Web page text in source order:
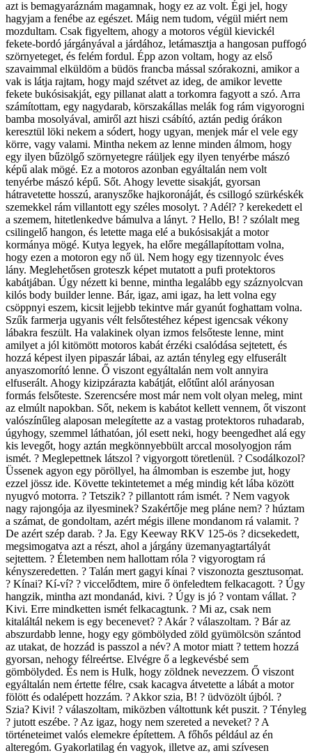
azt is bemagyaráznám magamnak, hogy ez az volt. Égi jel, hogy
hagyjam a fenébe az egészet. Máig nem tudom, végül miért nem
mozdultam. Csak figyeltem, ahogy a motoros végül kievickél
fekete-bordó járgányával a járdához, letámasztja a hangosan puffogó
szörnyeteget, és felém fordul. Épp azon voltam, hogy az első
szavaimmal elküldöm a büdös francba mással szórakozni, amikor a
vak is látja rajtam, hogy majd szétvet az ideg, de amikor levette
fekete bukósisakját, egy pillanat alatt a torkomra fagyott a szó. Arra
számítottam, egy nagydarab, körszakállas melák fog rám vigyorogni
bamba mosolyával, amiről azt hiszi csábító, aztán pedig órákon
keresztül löki nekem a sódert, hogy ugyan, menjek már el vele egy
körre, vagy valami. Mintha nekem az lenne minden álmom, hogy
egy ilyen bűzölgő szörnyetegre ráüljek egy ilyen tenyérbe mászó
képű alak mögé. Ez a motoros azonban egyáltalán nem volt
tenyérbe mászó képű. Sőt. Ahogy levette sisakját, gyorsan
hátravetette hosszú, aranyszőke hajkoronáját, és csillogó szürkéskék
szemekkel rám villantott egy széles mosolyt. ? Adél? ? kerekedett el
a szemem, hitetlenkedve bámulva a lányt. ? Hello, B! ? szólalt meg
csilingelő hangon, és letette maga elé a bukósisakját a motor
kormánya mögé. Kutya legyek, ha előre megállapítottam volna,
hogy ezen a motoron egy nő ül. Nem hogy egy tizennyolc éves
lány. Meglehetősen groteszk képet mutatott a pufi protektoros
kabátjában. Úgy nézett ki benne, mintha legalább egy száznyolcvan
kilós body builder lenne. Bár, igaz, ami igaz, ha lett volna egy
csöppnyi eszem, kicsit lejjebb tekintve már gyanút foghattam volna.
Szűk farmerja ugyanis vélt felsőtestéhez képest igencsak vékony
lábakra feszült. Ha valakinek olyan izmos felsőteste lenne, mint
amilyet a jól kitömött motoros kabát érzéki csalódása sejtetett, és
hozzá képest ilyen pipaszár lábai, az aztán tényleg egy elfuserált
anyaszomorító lenne. Ő viszont egyáltalán nem volt annyira
elfuserált. Ahogy kizipzárazta kabátját, előtűnt alól arányosan
formás felsőteste. Szerencsére most már nem volt olyan meleg, mint
az elmúlt napokban. Sőt, nekem is kabátot kellett vennem, őt viszont
valószínűleg alaposan melegítette az a vastag protektoros ruhadarab,
úgyhogy, szemmel láthatóan, jól esett neki, hogy beengedhet alá egy
kis levegőt, hogy aztán megkönnyebbült arccal mosolyogjon rám
ismét. ? Meglepettnek látszol ? vigyorgott töretlenül. ? Csodálkozol?
Üssenek agyon egy pöröllyel, ha álmomban is eszembe jut, hogy
ezzel jössz ide. Követte tekintetemet a még mindig két lába között
nyugvó motorra. ? Tetszik? ? pillantott rám ismét. ? Nem vagyok
nagy rajongója az ilyesminek? Szakértője meg pláne nem? ? húztam
a számat, de gondoltam, azért mégis illene mondanom rá valamit. ?
De azért szép darab. ? Ja. Egy Keeway RKV 125-ös ? dicsekedett,
megsimogatva azt a részt, ahol a járgány üzemanyagtartályát
sejtettem. ? Életemben nem hallottam róla ? vigyorogtam rá
kényszeredetten. ? Talán mert gagyi kínai ? viszonozta gesztusomat.
? Kínai? Kí-ví? ? viccelődtem, mire ő önfeledtem felkacagott. ? Úgy
hangzik, mintha azt mondanád, kivi. ? Úgy is jó ? vontam vállat. ?
Kivi. Erre mindketten ismét felkacagtunk. ? Mi az, csak nem
kitaláltál nekem is egy becenevet? ? Akár ? válaszoltam. ? Bár az
abszurdabb lenne, hogy egy gömbölyded zöld gyümölcsön szántod
az utakat, de hozzád is passzol a név? A motor miatt ? tettem hozzá
gyorsan, nehogy félreértse. Elvégre ő a legkevésbé sem
gömbölyded. És nem is Hulk, hogy zöldnek nevezzem. Ő viszont
egyáltalán nem értette félre, csak kacagva átvetette a lábát a motor
fölött és odalépett hozzám. ? Akkor szia, B! ? üdvözölt újból. ?
Szia? Kivi! ? válaszoltam, miközben váltottunk két puszit. ? Tényleg
? jutott eszébe. ? Az igaz, hogy nem szereted a neveket? ? A
történeteimet valós elemekre építettem. A főhős például az én
alteregóm. Gyakorlatilag én vagyok, illetve az, ami szívesen